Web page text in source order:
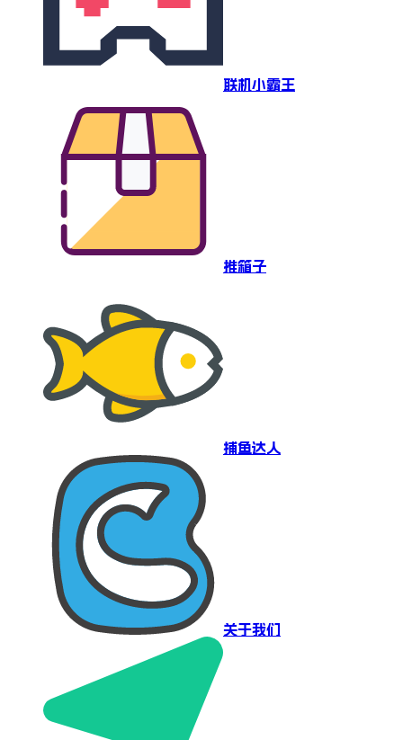
联机小霸王
推箱子
捕鱼达人
关于我们